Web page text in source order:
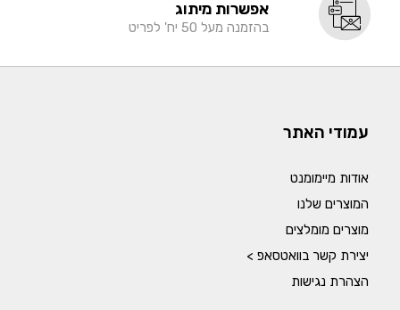
אפשרות מיתוג
בהזמנה מעל 50 יח' לפריט
עמודי האתר
אודות מיימומנט
המוצרים שלנו
מוצרים מומלצים
יצירת קשר בוואטסאפ >
הצהרת נגישות